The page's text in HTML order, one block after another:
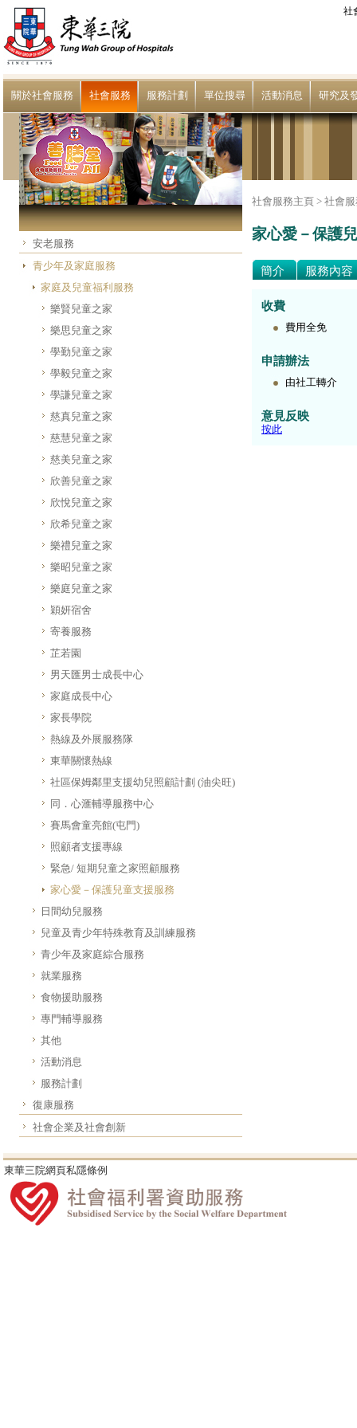
社
關於社會服務 社會服務 服務計劃 單位搜尋 活動消息 研究及
安老服務
青少年及家庭服務
家庭及兒童福利服務
樂賢兒童之家
樂思兒童之家
學勤兒童之家
學毅兒童之家
學謙兒童之家
慈真兒童之家
慈慧兒童之家
慈美兒童之家
欣善兒童之家
欣悅兒童之家
欣希兒童之家
樂禮兒童之家
樂昭兒童之家
樂庭兒童之家
穎妍宿舍
寄養服務
芷若園
男天匯男士成長中心
家庭成長中心
家長學院
熱線及外展服務隊
東華關懷熱線
社區保姆鄰里支援幼兒照顧計劃 (油尖旺)
同．心滙輔導服務中心
賽馬會童亮館(屯門)
照顧者支援專線
緊急/ 短期兒童之家照顧服務
家心愛－保護兒童支援服務
日間幼兒服務
兒童及青少年特殊教育及訓練服務
青少年及家庭綜合服務
就業服務
食物援助服務
專門輔導服務
其他
活動消息
服務計劃
復康服務
社會企業及社會創新
社會服務主頁 > 社會
家心愛－保護
簡介 服務內容
收費
費用全免
申請辦法
由社工轉介
意見反映
按此
東華三院網頁私隱條例